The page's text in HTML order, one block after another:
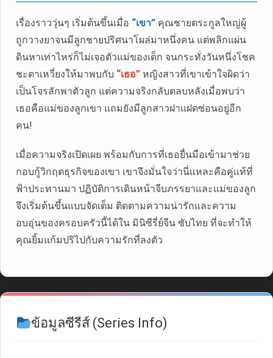
เรื่องราววุ่นๆ เริ่มต้นขึ้นเมื่อ “เขา” คุณชายตระกูลใหญ่ผู้
ถูกวางยาจนมีลูกชายปริศนาโผล่มาหนึ่งคน แต่พลิกแผ่น
ดินหาเท่าไหร่ก็ไม่เจอตัวแม่ของเด็ก จนกระทั่งวันหนึ่งโชค
ชะตาเหวี่ยงให้มาพบกับ “เธอ” หญิงสาวที่เขาเข้าใจผิดว่า
เป็นโจรลักพาตัวลูก แต่ความจริงกลับตลบหลังเมื่อพบว่า
เธอคือแม่ของลูกเขา แถมยังมีลูกสาวฝาแฝดซ่อนอยู่อีก
คน!
เมื่อความจริงเปิดเผย พร้อมกับการที่เธอยื่นมือเข้ามาช่วย
กอบกู้วิกฤตธุรกิจของเขา เขาจึงมั่นใจว่านี่แหละคือคู่แท้ที่
ฟ้าประทานมา ปฏิบัติการเดินหน้าจีบภรรยาและแม่ของลูก
จึงเริ่มต้นขึ้นแบบจัดเต็ม ติดตามความน่ารักและความ
อบอุ่นของครอบครัวนี้ได้ใน มินิซีรี่ย์จีน ซับไทย ที่จะทำให้
คุณยิ้มแก้มปริไปกับความรักที่ลงตัว
ข้อมูลซีรีส์ (Series Info)